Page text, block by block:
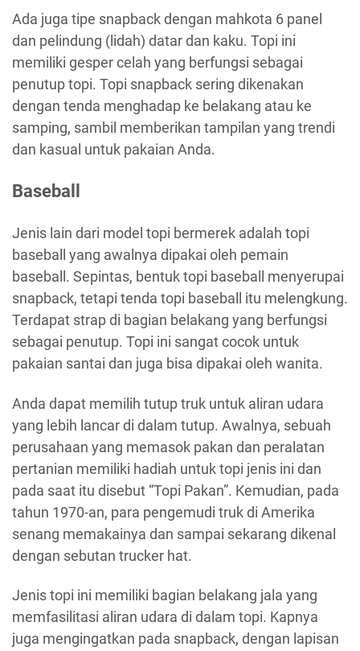
Ada juga tipe snapback dengan mahkota 6 panel
dan pelindung (lidah) datar dan kaku. Topi ini
memiliki gesper celah yang berfungsi sebagai
penutup topi. Topi snapback sering dikenakan
dengan tenda menghadap ke belakang atau ke
samping, sambil memberikan tampilan yang trendi
dan kasual untuk pakaian Anda.
Baseball
Jenis lain dari model topi bermerek adalah topi
baseball yang awalnya dipakai oleh pemain
baseball. Sepintas, bentuk topi baseball menyerupai
snapback, tetapi tenda topi baseball itu melengkung.
Terdapat strap di bagian belakang yang berfungsi
sebagai penutup. Topi ini sangat cocok untuk
pakaian santai dan juga bisa dipakai oleh wanita.
Anda dapat memilih tutup truk untuk aliran udara
yang lebih lancar di dalam tutup. Awalnya, sebuah
perusahaan yang memasok pakan dan peralatan
pertanian memiliki hadiah untuk topi jenis ini dan
pada saat itu disebut “Topi Pakan”. Kemudian, pada
tahun 1970-an, para pengemudi truk di Amerika
senang memakainya dan sampai sekarang dikenal
dengan sebutan trucker hat.
Jenis topi ini memiliki bagian belakang jala yang
memfasilitasi aliran udara di dalam topi. Kapnya
juga mengingatkan pada snapback, dengan lapisan